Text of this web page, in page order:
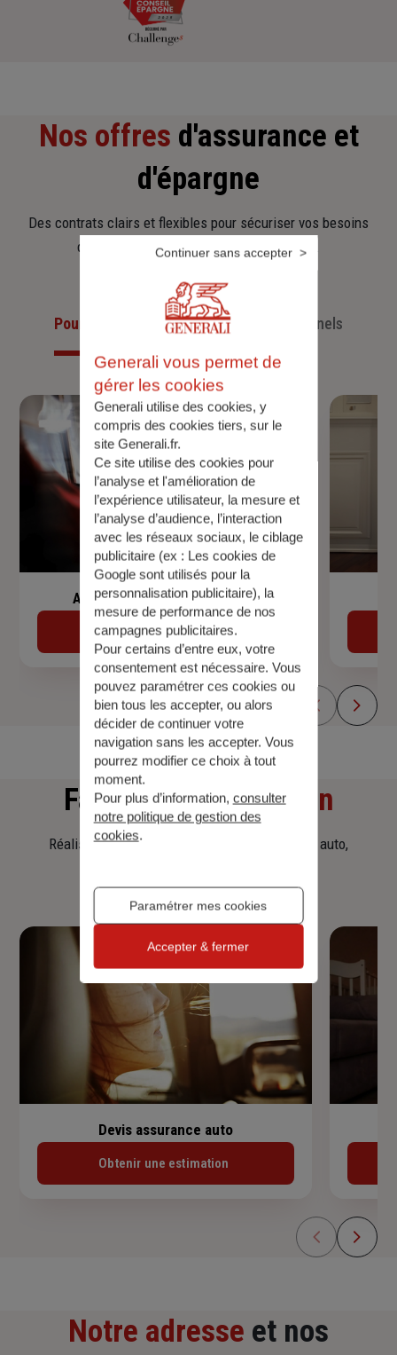
Nos offres d'assurance et
d'épargne
Des contrats clairs et flexibles pour sécuriser vos besoins
d’aujourd’hui et anticiper ceux de demain.
Pour les particuliersPour les professionnels
Assurance de prêt immobilier
Découvrir
Faitesune simulation
Réalisez une simulation tarifaire d'assurance, auto,
Devis assurance auto
Obtenir une estimation
Notre adresse et nos
Generali vous permet de
gérer les cookies
Generali utilise des cookies, y
compris des cookies tiers, sur le
site Generali.fr.
Ce site utilise des cookies pour
l’analyse et l'amélioration de
l’expérience utilisateur, la mesure et
l’analyse d’audience, l’interaction
avec les réseaux sociaux, le ciblage
publicitaire (ex : Les cookies de
Google sont utilisés pour la
personnalisation publicitaire), la
mesure de performance de nos
campagnes publicitaires.
Pour certains d’entre eux, votre
consentement est nécessaire. Vous
pouvez paramétrer ces cookies ou
bien tous les accepter, ou alors
décider de continuer votre
navigation sans les accepter. Vous
pourrez modifier ce choix à tout
moment.
Pour plus d’information, consulter
notre politique de gestion des
cookies.
Paramétrer mes cookies
Continuer sans accepter
Accepter & fermer